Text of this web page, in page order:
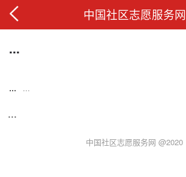
中国社区志愿服务网
...
... ...
...
中国社区志愿服务网 @2020